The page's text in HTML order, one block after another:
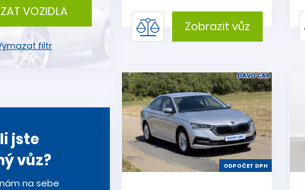
VOZIDLA
filtr
jste
vůz?
na sebe
Zobrazit vůz
ODPOČET DPH